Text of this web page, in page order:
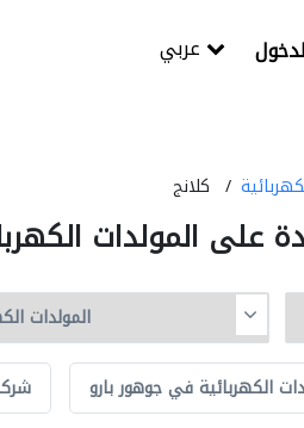
كلانج
على المولدات
الكهربائية في جوهور بارو